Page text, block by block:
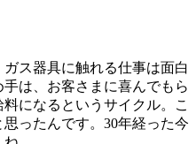
ス器具に触れる仕事は面白
は、お客さまに喜んでもら
になるというサイクル。こ
ったんです。30年経った今